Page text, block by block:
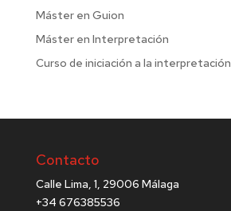
Máster en Guion
Máster en Interpretación
Curso de iniciación a la interpretación
Contacto
Calle Lima, 1, 29006 Málaga
+34 676385536